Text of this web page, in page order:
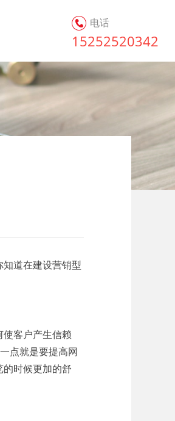
电话
15252520342
道在建设营销型
客户产生信赖
点就是要提高网
时候更加的舒